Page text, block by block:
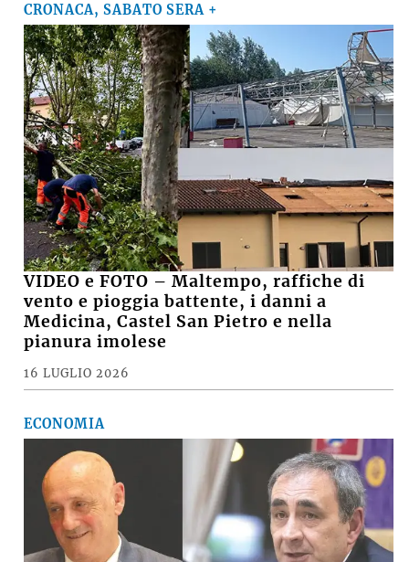
CRONACA, SABATO SERA +
VIDEO e FOTO – Maltempo, raffiche di
vento e pioggia battente, i danni a
Medicina, Castel San Pietro e nella
pianura imolese
16 LUGLIO 2026
ECONOMIA